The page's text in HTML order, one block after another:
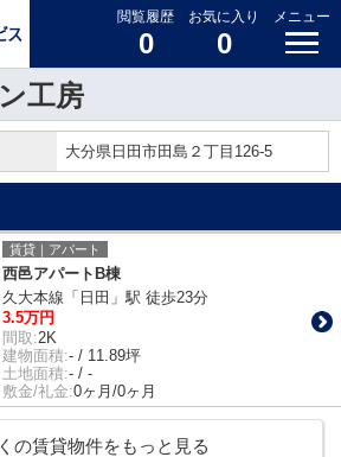
閲覧履歴
0
お気に入り
0
メニュー
工房
大分県日田市田島２丁目126-5
賃貸｜アパート
西邑アパートB棟
久大本線「日田」駅 徒歩23分
3.5万円
間取:2K
建物面積:- / 11.89坪
土地面積:- / -
敷金/礼金:0ヶ月/0ヶ月
の賃貸物件をもっと見る